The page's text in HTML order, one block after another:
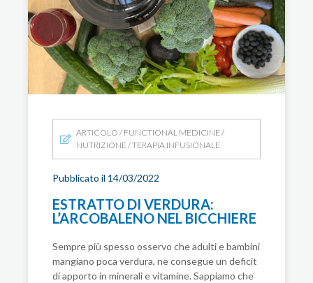
ARTICOLO / FUNCTIONAL MEDICINE /
NUTRIZIONE /TERAPIA INFUSIONALE
Pubblicato il 14/03/2022
ESTRATTO DI VERDURA:
L’ARCOBALENO NEL BICCHIERE
Sempre più spesso osservo che adulti e bambini
mangiano poca verdura, ne consegue un deficit
di apporto in minerali e vitamine. Sappiamo che